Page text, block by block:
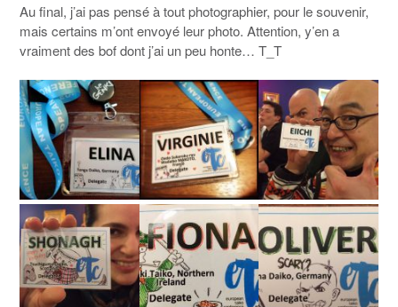
Au final, j’ai pas pensé à tout photographier, pour le souvenir,
mais certains m’ont envoyé leur photo. Attention, y’en a
vraiment des bof dont j’ai un peu honte… T_T